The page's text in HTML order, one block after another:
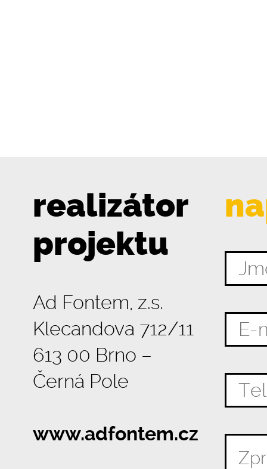
realizátor
projektu
Ad Fontem, z.s.
Klecandova 712/11
613 00 Brno –
Černá Pole
www.adfontem.cz